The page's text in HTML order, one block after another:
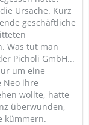
Ursache. Kurz
geschäftliche
Was tut man
Picholi GmbH...
um eine
Neo ihre
wollte, hatte
überwunden,
kümmern.